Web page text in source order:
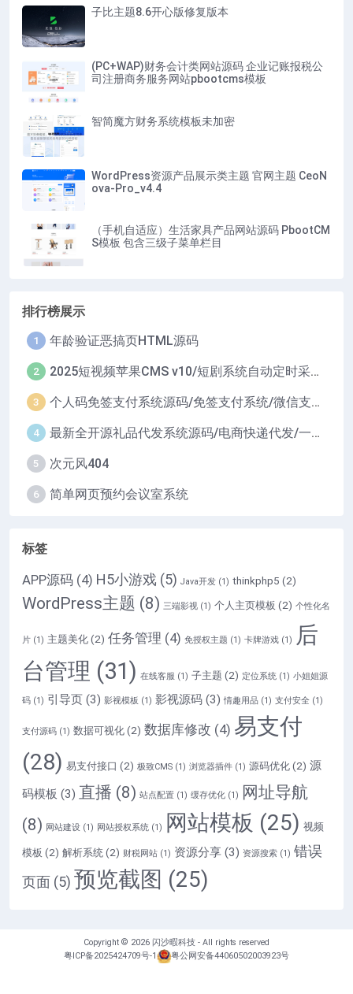
子比主题8.6开心版修复版本
(PC+WAP)财务会计类网站源码 企业记账报税公
司注册商务服务网站pbootcms模板
智简魔方财务系统模板未加密
WordPress资源产品展示类主题 官网主题 CeoN
ova-Pro_v4.4
（手机自适应）生活家具产品网站源码 PbootCM
S模板 包含三级子菜单栏目
排行榜展示
1 年龄验证恶搞页HTML源码
2 2025短视频苹果CMS v10/短剧系统自动定时采集H5移动端在线影视视频短剧源码小剧场短剧影视源码
3 个人码免签支付系统源码/免签支付系统/微信支付平台
4 最新全开源礼品代发系统源码/电商快递代发/一件代发系统
5 次元风404
6 简单网页预约会议室系统
标签
APP源码 (4) H5小游戏 (5) Java开发 (1) thinkphp5 (2)
WordPress主题 (8) 三端影视 (1) 个人主页模板 (2) 个性化名
片 (1) 主题美化 (2) 任务管理 (4) 免授权主题 (1) 卡牌游戏 (1)
后
台管理 (31) 在线客服 (1) 子主题 (2) 定位系统 (1) 小姐姐源
码 (1) 引导页 (3) 影视模板 (1) 影视源码 (3) 情趣用品 (1) 支付安全 (1)
支付源码 (1) 数据可视化 (2) 数据库修改 (4) 易支付
(28) 易支付接口 (2) 极致CMS (1) 浏览器插件 (1) 源码优化 (2) 源
码模板 (3) 直播 (8) 站点配置 (1) 缓存优化 (1)
网址导航
(8) 网站建设 (1) 网站授权系统 (1) 网站模板 (25) 视频
模板 (2) 解析系统 (2) 财税网站 (1) 资源分享 (3) 资源搜索 (1) 错误
页面 (5) 预览截图 (25)
Copyright © 2026 闪沙暇科技 - All rights reserved
粤ICP备2025424709号-1
粤公网安备44060502003923号